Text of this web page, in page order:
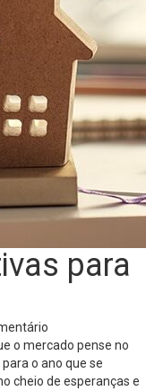
para
o mercado pense no
o ano que se
cheio de esperanças e